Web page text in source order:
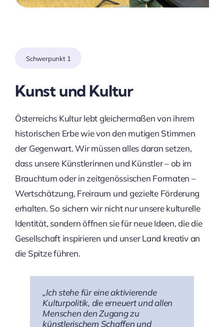
Schwerpunkt 1
Kunst und Kultur
Österreichs Kultur lebt gleichermaßen von ihrem
historischen Erbe wie von den mutigen Stimmen
der Gegenwart. Wir müssen alles daran setzen,
dass unsere Künstlerinnen und Künstler – ob im
Brauchtum oder in zeitgenössischen Formaten –
Wertschätzung, Freiraum und gezielte Förderung
erhalten. So sichern wir nicht nur unsere kulturelle
Identität, sondern öffnen sie für neue Ideen, die die
Gesellschaft inspirieren und unser Land kreativ an
die Spitze führen.
„Ich stehe für eine aktivierende
Kulturpolitik, die erneuert und allen
Menschen den Zugang zu
künstlerischem Schaffen und